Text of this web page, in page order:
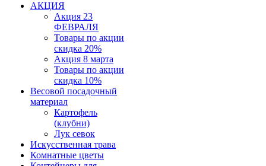
АКЦИЯ
Акция 23
ФЕВРАЛЯ
Товары по акции
скидка 20%
Акция 8 марта
Товары по акции
скидка 10%
Весовой посадочный
материал
Картофель
(клубни)
Лук севок
Искусственная трава
Комнатные цветы